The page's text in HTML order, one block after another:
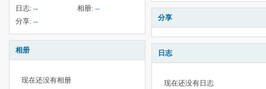
日志: -- 相册: --
分享: --
相册
现在还没有相册
分享
日志
现在还没有日志